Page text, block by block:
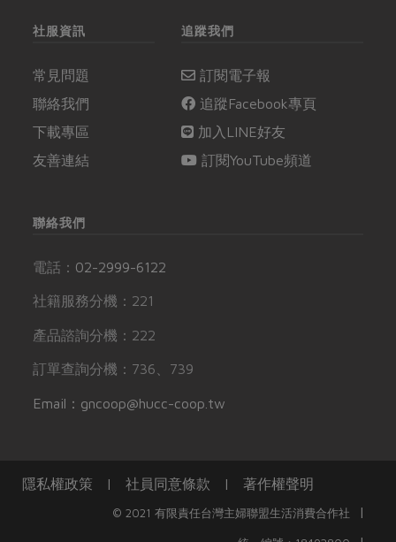
社服資訊
常見問題
聯絡我們
下載專區
友善連結
追蹤我們
訂閱電子報
追蹤Facebook專頁
加入LINE好友
訂閱YouTube頻道
聯絡我們
電話： 02-2999-6122
社籍服務分機：221
產品諮詢分機：222
訂單查詢分機：736、739
Email：gncoop@hucc-coop.tw
隱私權政策 | 社員同意條款 | 著作權聲明
© 2021 有限責任台灣主婦聯盟生活消費合作社 |